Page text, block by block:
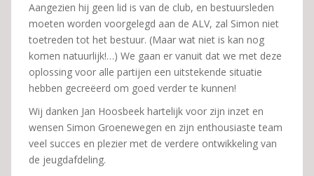
Aangezien hij geen lid is van de club, en bestuursleden
moeten worden voorgelegd aan de ALV, zal Simon niet
toetreden tot het bestuur. (Maar wat niet is kan nog
komen natuurlijk!…) We gaan er vanuit dat we met deze
oplossing voor alle partijen een uitstekende situatie
hebben gecreëerd om goed verder te kunnen!
Wij danken Jan Hoosbeek hartelijk voor zijn inzet en
wensen Simon Groenewegen en zijn enthousiaste team
veel succes en plezier met de verdere ontwikkeling van
de jeugdafdeling.